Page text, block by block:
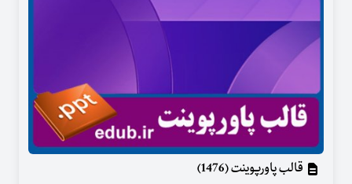
قالب پاورپوینت (1476)